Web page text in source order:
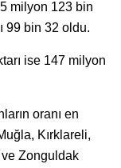
milyon 123 bin
99 bin 32 oldu.
ise 147 milyon
oranı en
Kırklareli,
Zonguldak